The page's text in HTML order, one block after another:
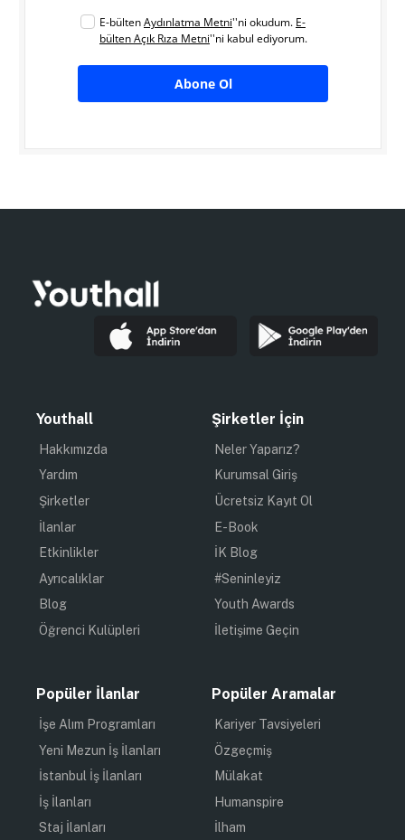
E-bültenAydınlatma Metni''ni okudum. E-
bülten Açık Rıza Metni''ni kabul ediyorum.
Abone Ol
Youthall
Hakkımızda
Yardım
Şirketler
İlanlar
Etkinlikler
Ayrıcalıklar
Blog
Öğrenci Kulüpleri
Şirketler İçin
Neler Yaparız?
Kurumsal Giriş
Ücretsiz Kayıt Ol
E-Book
İK Blog
#Seninleyiz
Youth Awards
İletişime Geçin
Popüler İlanlar
İşe Alım Programları
Yeni Mezun İş İlanları
İstanbul İş İlanları
İş İlanları
Staj İlanları
Popüler Aramalar
Kariyer Tavsiyeleri
Özgeçmiş
Mülakat
Humanspire
İlham